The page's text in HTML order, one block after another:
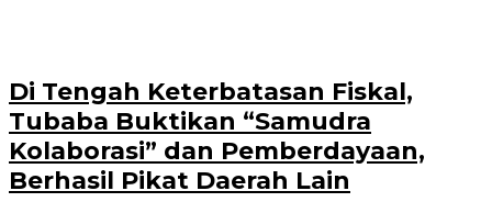
Di Tengah Keterbatasan Fiskal,
Tubaba Buktikan “Samudra
Kolaborasi” dan Pemberdayaan,
Berhasil Pikat Daerah Lain